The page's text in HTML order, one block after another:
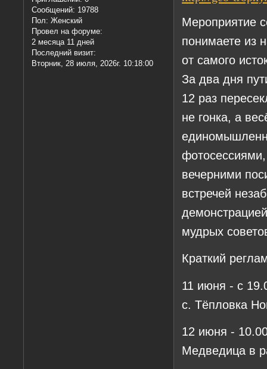
Сообщений: 19788
Пол: Женский
Провел на форуме:
2 месяца 11 дней
Последний визит:
Вторник, 28 июля, 2026г. 10:18:00
Мероприятие
понимаете из
от самого
За два дня
12 раз
не гонка, а
вечерними
встречей
мудрых
Краткий
11 июня - с
с. Тёпловка
12 июня -
Медведица в